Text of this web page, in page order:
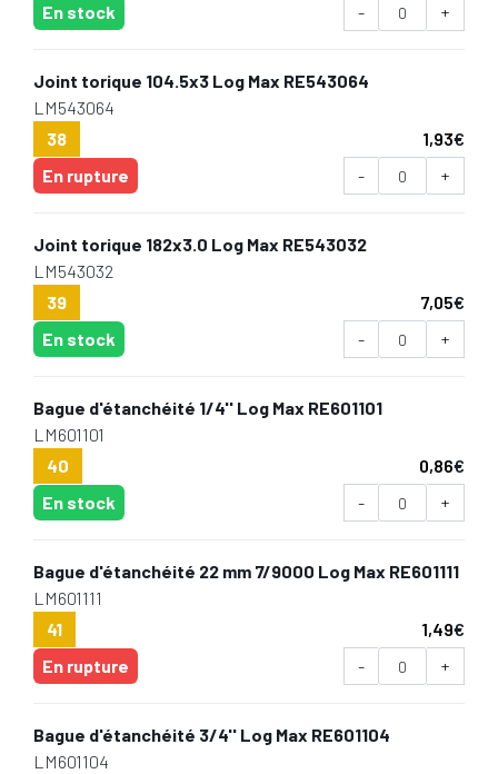
En stock
- +
Joint torique 104.5x3 Log Max RE543064
LM543064
38
1,93€
En rupture
- +
Joint torique 182x3.0 Log Max RE543032
LM543032
39
7,05€
En stock
- +
Bague d'étanchéité 1/4'' Log Max RE601101
LM601101
40
0,86€
En stock
- +
Bague d'étanchéité 22 mm 7/9000 Log Max RE601111
LM601111
41
1,49€
En rupture
- +
Bague d'étanchéité 3/4'' Log Max RE601104
LM601104